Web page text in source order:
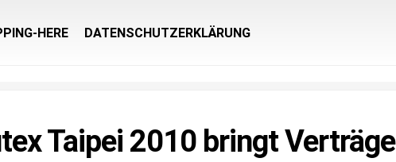
HERE DATENSCHUTZERKLÄRUNG
Taipei 2010 bringt Verträge